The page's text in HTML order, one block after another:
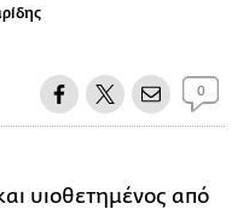
0
υιοθετημένος από